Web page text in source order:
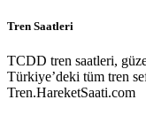
Tren Saatleri
TCDD tren saatleri,
Türkiye’deki tüm tren
Tren.HareketSaati.com